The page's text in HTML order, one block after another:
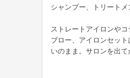
シャンプー、トリート
ストレートアイロンや
ブロー、アイロンセッ
いのまま。サロンを出